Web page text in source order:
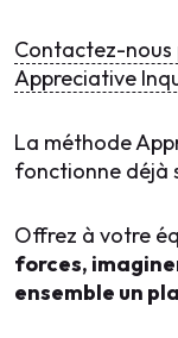
Contactez-
Appreciative
La méthode
fonctionne déjà
Offrez à votre
forces,
ensemble un